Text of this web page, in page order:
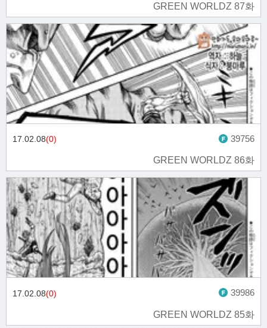
GREEN WORLDZ 87화
GREEN WORLDZ 86화
17.02.08(0) 39756
GREEN WORLDZ 85화
17.02.08(0) 39986